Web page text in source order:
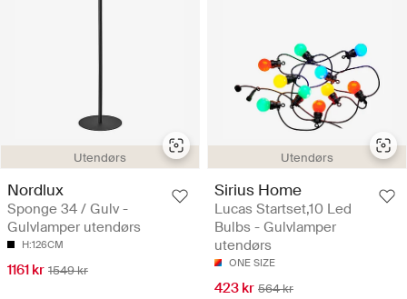
Utendørs
Nordlux
Sponge 34 / Gulv -
Gulvlamper utendørs
H:126CM
1161 kr 1549 kr
Utendørs
Sirius Home
Lucas Startset,10 Led
Bulbs - Gulvlamper
utendørs
ONE SIZE
423 kr 564 kr